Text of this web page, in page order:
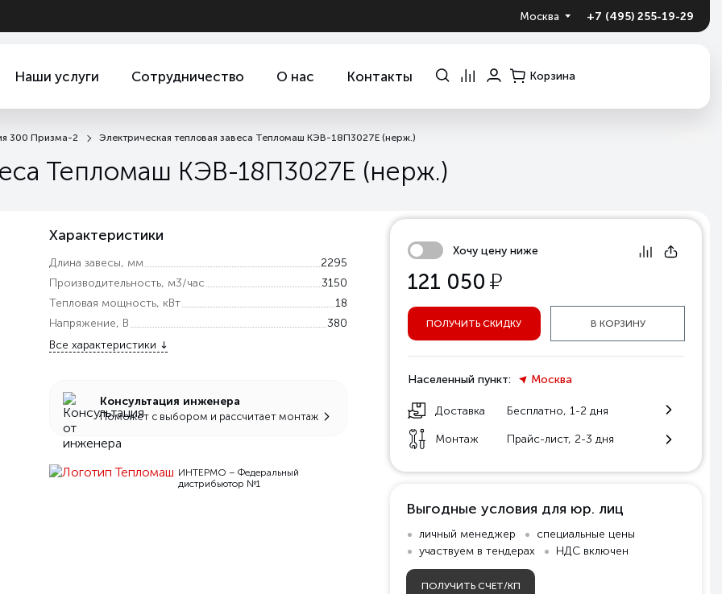
+7 (495) 255-19-29
Москва
Наши услуги Сотрудничество О нас Контакты Корзина
300 Призма-2 Электрическая тепловая завеса Тепломаш КЭВ-18П3027E (нерж.)
Тепломаш КЭВ-18П3027E (нерж.)
Характеристики
Длина завесы, мм
2295
Производительность, м3/час
3150
Тепловая мощность, кВт
18
Напряжение, В
380
Все характеристики
Консультация инженера
Поможет с выбором и рассчитает монтаж
ИНТЕРМО – Федеральный
дистрибьютор №1
Хочу цену ниже
121 050 у
ПОЛУЧИТЬ СКИДКУ В КОРЗИНУ
Населенный пункт: Москва
Доставка Бесплатно, 1-2 дня
Монтаж Прайс-лист, 2-3 дня
Выгодные условия для юр. лиц
личный менеджер
специальные цены
участвуем в тендерах
НДС включен
ПОЛУЧИТЬ СЧЕТ/КП